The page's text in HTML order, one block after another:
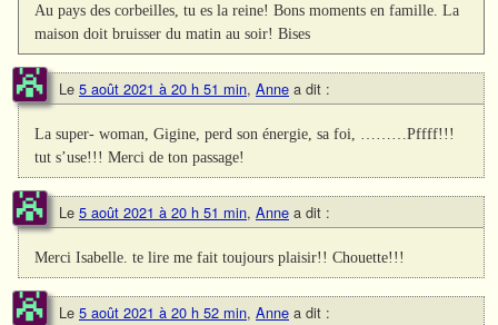
Au pays des corbeilles, tu es la reine! Bons moments en famille. La
maison doit bruisser du matin au soir! Bises
Le 5 août 2021 à 20 h 51 min, Anne a dit :
La super- woman, Gigine, perd son énergie, sa foi, ………Pffff!!!
tut s’use!!! Merci de ton passage!
Le 5 août 2021 à 20 h 51 min, Anne a dit :
Merci Isabelle. te lire me fait toujours plaisir!! Chouette!!!
Le 5 août 2021 à 20 h 52 min, Anne a dit :